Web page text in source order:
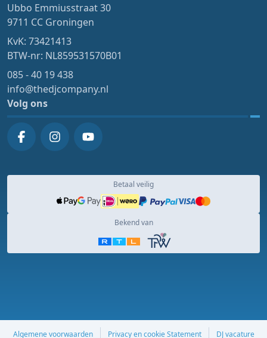
Ubbo Emmiusstraat 30
9711 CC Groningen
KvK: 73421413
BTW-nr: NL859531570B01
085 - 40 19 438
info@thedjcompany.nl
Volg ons
Betaal veilig
Bekend van
Algemene voorwaarden Privacy en cookie Statement DJ vacature